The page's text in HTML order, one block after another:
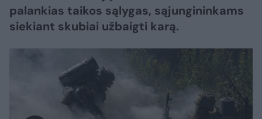
palankias taikos sąlygas, sąjungininkams
siekiant skubiai užbaigti karą.​​​​​​​​​​​​​​​​​​​​​​​​​​​